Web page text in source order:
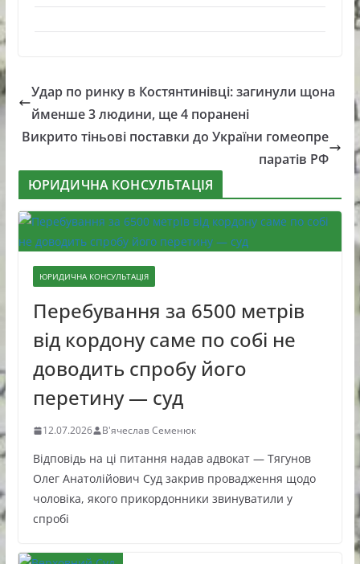
Удар по ринку в Костянтинівці: загинули щона
йменше 3 людини, ще 4 поранені
Викрито тіньові поставки до України гомеопре
паратів РФ
ЮРИДИЧНА КОНСУЛЬТАЦІЯ
ЮРИДИЧНА КОНСУЛЬТАЦІЯ
Перебування за 6500 метрів
від кордону саме по собі не
доводить спробу його
перетину — суд
12.07.2026 В'ячеслав Семенюк
Відповідь на ці питання надав адвокат — Тягунов
Олег Анатолійович Суд закрив провадження щодо
чоловіка, якого прикордонники звинуватили у
спробі